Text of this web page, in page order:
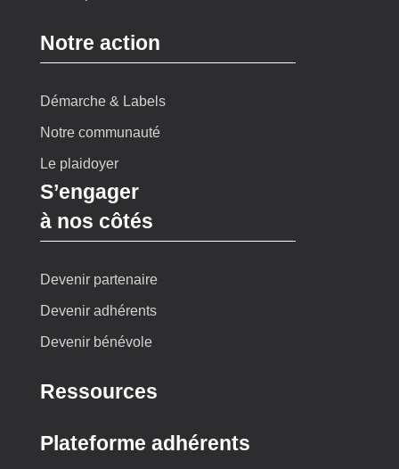
Notre action
Démarche & Labels
Notre communauté
Le plaidoyer
S’engager
à nos côtés
Devenir partenaire
Devenir adhérents
Devenir bénévole
Ressources
Plateforme adhérents